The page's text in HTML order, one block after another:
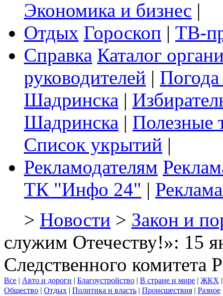
Экономика и бизнес |
Отдых Гороскоп | ТВ-
Справка Каталог
руководителей |
Шадринска |
Шадринска | Полезные
Список укрытий |
Рекламодателям
ТК "Инфо 24" |
> Новости > Закон и
служим Отечеству!»: 15
Следственного комитета
Все | Авто и дороги | Благоустройство | В стране и мире | ЖКХ
Общество | Отдых | Политика и власть | Происшествия | Разное